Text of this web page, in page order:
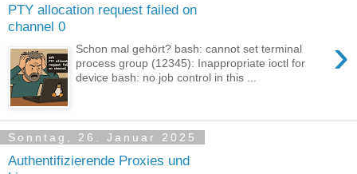
PTY allocation request failed on
channel 0
›
Schon mal gehört? bash: cannot set terminal
process group (12345): Inappropriate ioctl for
device bash: no job control in this ...
Sonntag, 26. Januar 2025
Authentifizierende Proxies und